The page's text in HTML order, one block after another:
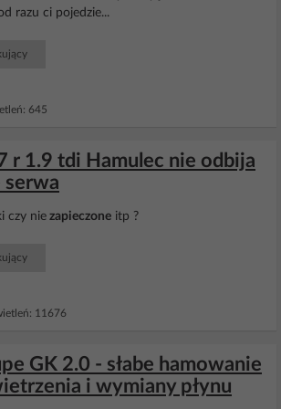
razu ci pojedzie...
645
r 1.9 tdi Hamulec nie odbija
serwa
czy nie zapieczone itp ?
11676
GK 2.0 - słabe hamowanie
i wymiany płynu